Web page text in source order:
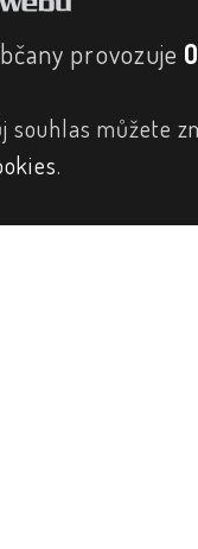
provozuje
souhlas můžete
.